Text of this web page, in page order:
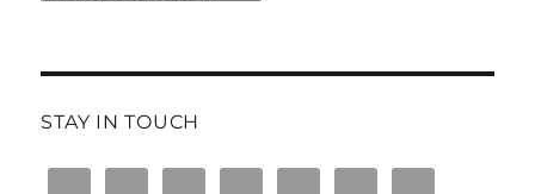
STAY IN TOUCH